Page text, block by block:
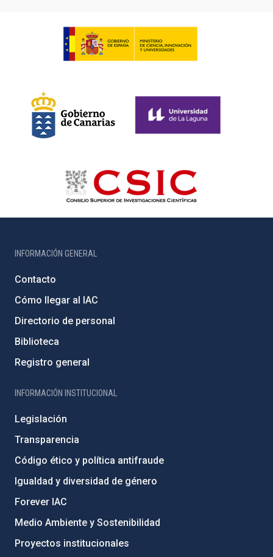
INFORMACIÓN GENERAL
Contacto
Cómo llegar al IAC
Directorio de personal
Biblioteca
Registro general
INFORMACIÓN INSTITUCIONAL
Legislación
Transparencia
Código ético y política antifraude
Igualdad y diversidad de género
Forever IAC
Medio Ambiente y Sostenibilidad
Proyectos institucionales